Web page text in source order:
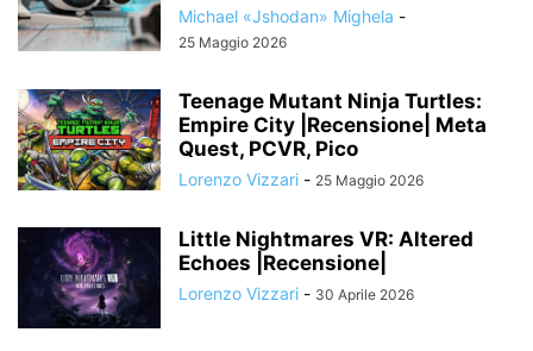
Michael «Jshodan» Mighela -
25 Maggio 2026
Teenage Mutant Ninja Turtles:
Empire City |Recensione| Meta
Quest, PCVR, Pico
Lorenzo Vizzari - 25 Maggio 2026
Little Nightmares VR: Altered
Echoes |Recensione|
Lorenzo Vizzari - 30 Aprile 2026